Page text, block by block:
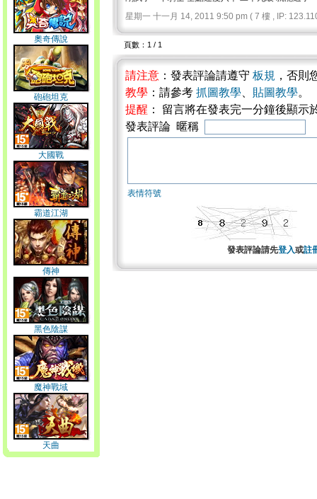
奧奇傳說
砲砲坦克
大國戰
霸道江湖
傳神
黑色陰謀
魔神戰域
天曲
星期一 十一月 14, 2011 9:50 pm ( 7 樓 , IP:
頁數：1 / 1
請注意 ：發表評論請遵守 板規 ，否則
教學 ：請參考 抓圖教學 貼圖教學。
提醒 ： 留言將在發表完一分鐘後顯
發表評論 暱稱
表情符號
發表評論請先登入或註